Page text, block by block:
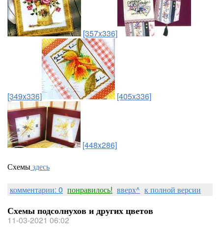
[357x336]
[349x336] [405x336]
[448x286]
Схемыздесь
комментарии: 0 понравилось! вверх^ к полной версии
Схемы подсолнухов и других цветов
11-03-2021 06:02